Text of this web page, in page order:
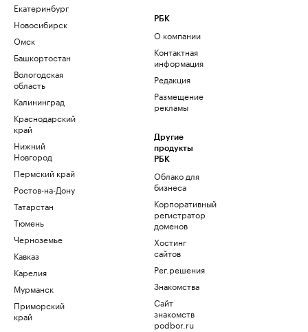
Екатеринбург
Новосибирск
Омск
Башкортостан
Вологодская
область
Калининград
Краснодарский
край
Нижний
Новгород
Пермский край
Ростов-на-Дону
Татарстан
Тюмень
Черноземье
Кавказ
Карелия
Мурманск
Приморский
край
РБК
О компании
Контактная
информация
Редакция
Размещение
рекламы
Другие
продукты
РБК
Облако для
бизнеса
Корпоративный
регистратор
доменов
Хостинг
сайтов
Рег.решения
Знакомства
Сайт
знакомств
podbor.ru